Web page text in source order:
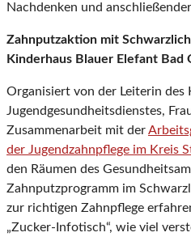
Nachdenken und
Zahnputzaktion mit
Kinderhaus Blauer Elefant Bad
Organisiert von der Leiterin des
Jugendgesundheitsdienstes,
Zusammenarbeit mit der
der Jugendzahnpflege im Kreis
den Räumen des
Zahnputzprogramm im
zur richtigen Zahnpflege
„Zucker-Infotisch“, wie viel